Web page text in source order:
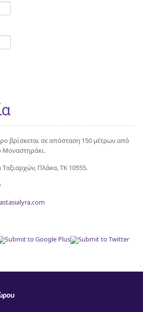
βρίσκεται σε απόσταση 150 μέτρων από
Μοναστηράκι.
Tαξιαρχών, Πλάκα, ΤΚ 10555.